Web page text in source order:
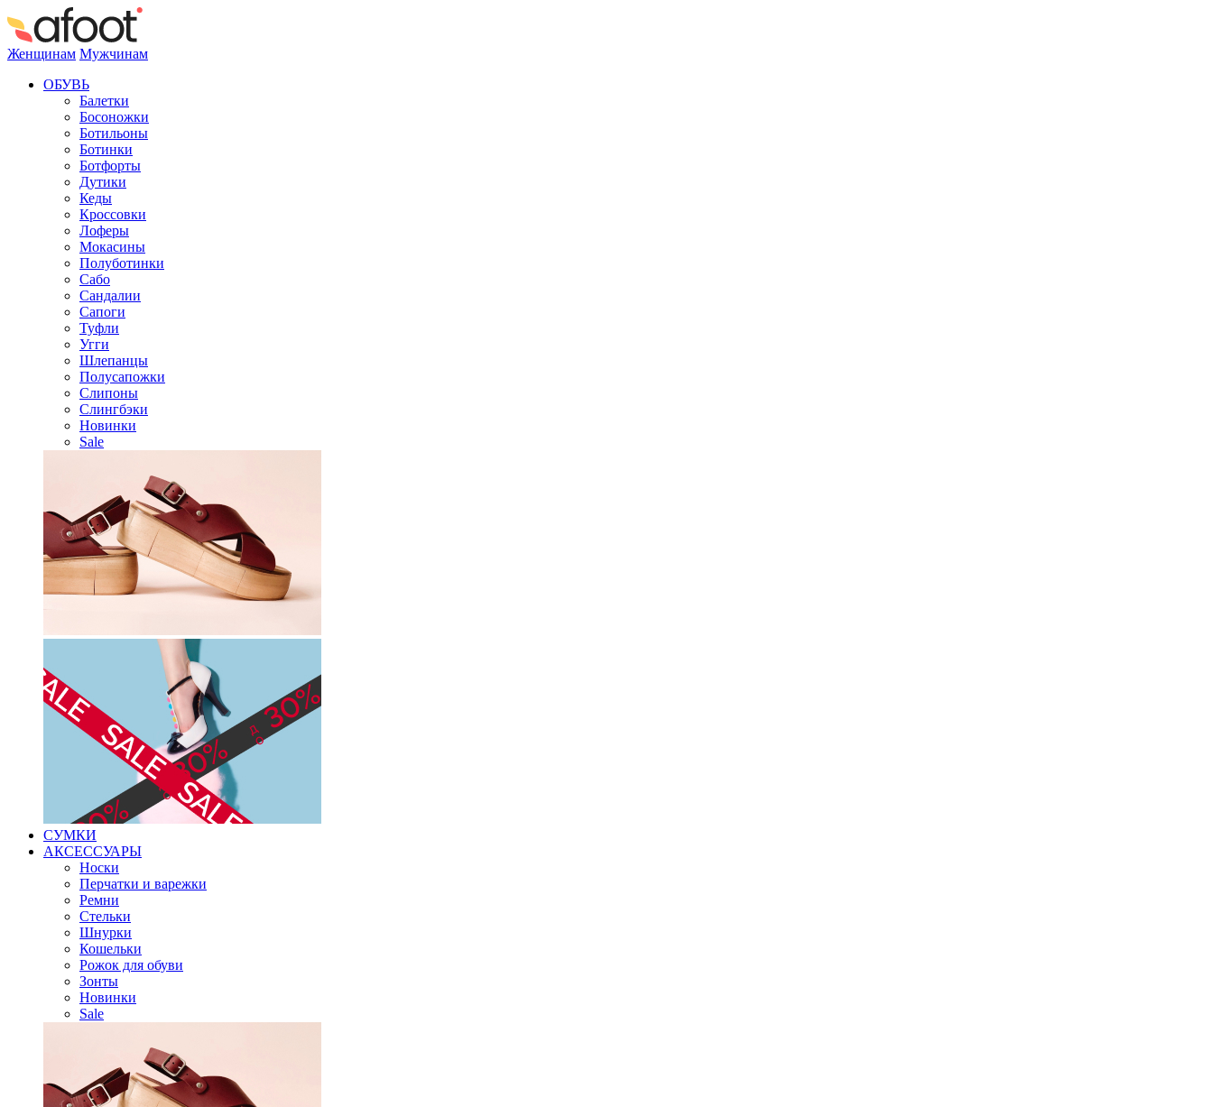
Женщинам Мужчинам
ОБУВЬ
Балетки
Босоножки
Ботильоны
Ботинки
Ботфорты
Дутики
Кеды
Кроссовки
Лоферы
Мокасины
Полуботинки
Сабо
Сандалии
Сапоги
Туфли
Угги
Шлепанцы
Полусапожки
Слипоны
Слингбэки
Новинки
Sale
СУМКИ
АКСЕССУАРЫ
Носки
Перчатки и варежки
Ремни
Стельки
Шнурки
Кошельки
Рожок для обуви
Зонты
Новинки
Sale